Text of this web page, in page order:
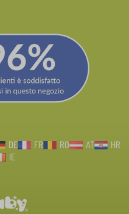
DE FR RO AT
HR
IE